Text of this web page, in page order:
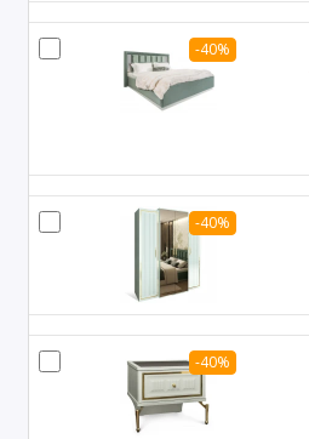
-40%
-40%
-40%